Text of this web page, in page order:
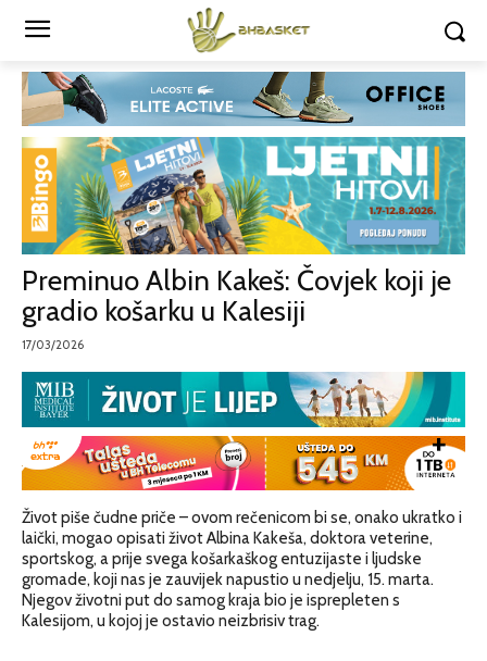
Preminuo Albin Kakeš: Čovjek koji je
gradio košarku u Kalesiji
17/03/2026
Život piše čudne priče – ovom rečenicom bi se, onako ukratko i
laički, mogao opisati život Albina Kakeša, doktora veterine,
sportskog, a prije svega košarkaškog entuzijaste i ljudske
gromade, koji nas je zauvijek napustio u nedjelju, 15. marta.
Njegov životni put do samog kraja bio je isprepleten s
Kalesijom, u kojoj je ostavio neizbrisiv trag.